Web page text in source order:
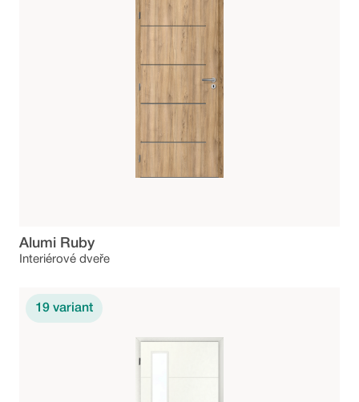
Alumi Ruby
Interiérové dveře
19 variant